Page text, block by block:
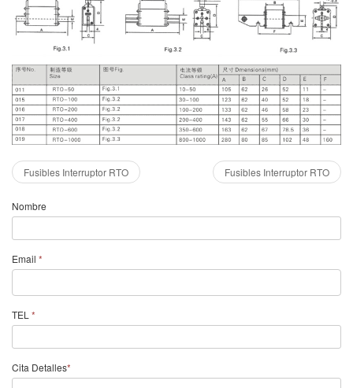
Fusibles Interruptor RTO Fusibles Interruptor RTO
Nombre
Email *
TEL *
Cita Detalles*